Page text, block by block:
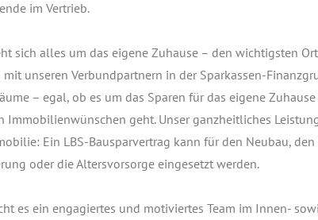
im Ver­trieb.
sich alles um das eige­ne Zuhau­se – den wich­tigs­ten
mit unse­ren Ver­bund­part­nern in der Spar­kas­sen-
– egal, ob es um das Spa­ren für das eige­ne
Immo­bi­li­en­wün­schen geht. Unser ganz­heit­li­ches
Ein LBS-Bau­spar­ver­trag kann für den Neu­bau, den
oder die Alters­vor­sor­ge ein­ge­setzt wer­den.
es ein enga­gier­tes und moti­vier­tes Team im Innen-